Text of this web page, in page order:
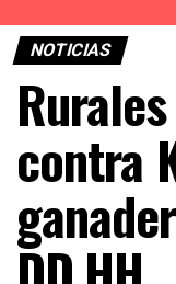
NOTICIAS
contra